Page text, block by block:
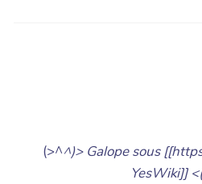
(>^^)> Galope sous
YesWiki]]